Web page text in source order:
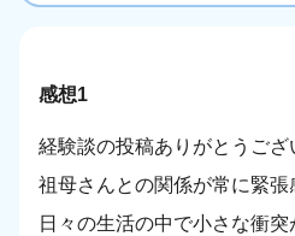
感想1
経験談の投稿ありがとうござ
祖母さんとの関係が常に緊
日々の生活の中で小さな衝